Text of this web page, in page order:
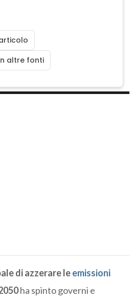
altre fonti
di azzerare leemissioni
ha spinto governi e